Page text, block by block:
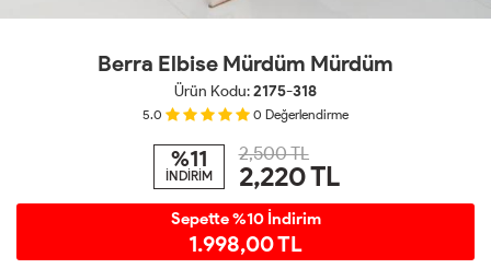
Berra Elbise Mürdüm Mürdüm
Ürün Kodu:2175-318
5.0 0 Değerlendirme
%11
İNDİRİM
2,500 TL
2,220TL
Sepette %10 İndirim
1.998,00 TL